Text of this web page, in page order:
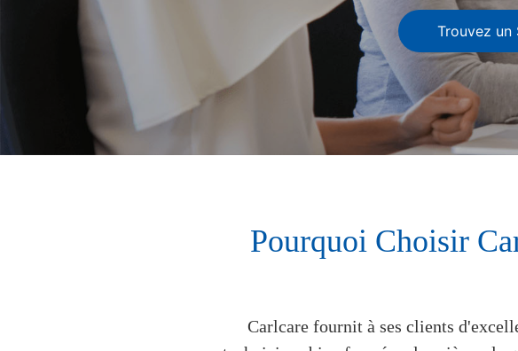
Trouvez un
Pourquoi Choisir
Carlcare fournit à ses clients